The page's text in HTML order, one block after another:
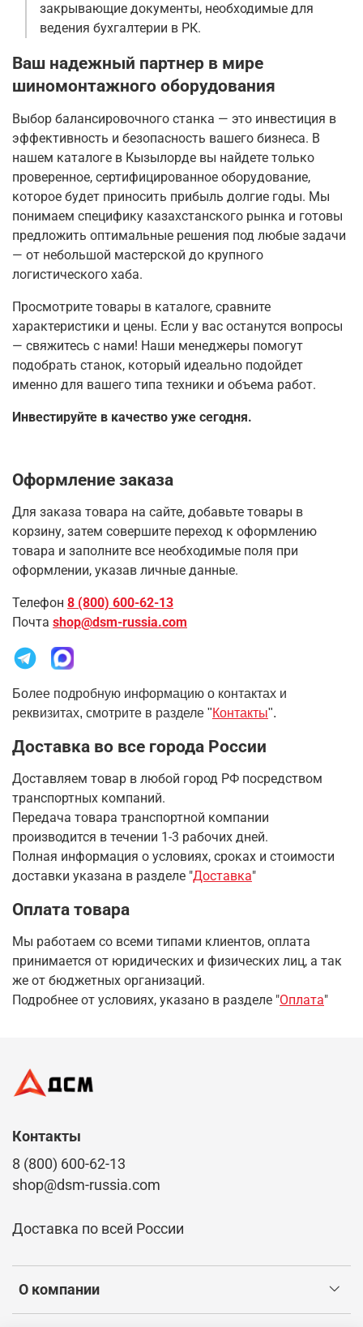
закрывающие документы, необходимые для
ведения бухгалтерии в РК.
Ваш надежный партнер в мире
шиномонтажного оборудования
Выбор балансировочного станка — это инвестиция в
эффективность и безопасность вашего бизнеса. В
нашем каталоге в Кызылорде вы найдете только
проверенное, сертифицированное оборудование,
которое будет приносить прибыль долгие годы. Мы
понимаем специфику казахстанского рынка и готовы
предложить оптимальные решения под любые задачи
— от небольшой мастерской до крупного
логистического хаба.
Просмотрите товары в каталоге, сравните
характеристики и цены. Если у вас останутся вопросы
— свяжитесь с нами! Наши менеджеры помогут
подобрать станок, который идеально подойдет
именно для вашего типа техники и объема работ.
Инвестируйте в качество уже сегодня.
Оформление заказа
Для заказа товара на сайте, добавьте товары в
корзину, затем совершите переход к оформлению
товара и заполните все необходимые поля при
оформлении, указав личные данные.
Телефон 8 (800) 600-62-13
Почта shop@dsm-russia.com
Более подробную информацию о контактах и
реквизитах, смотрите в разделе "Контакты".
Доставка во все города России
Доставляем товар в любой город РФ посредством
транспортных компаний.
Передача товара транспортной компании
производится в течении 1-3 рабочих дней.
Полная информация о условиях, сроках и стоимости
доставки указана в разделе "Доставка"
Оплата товара
Мы работаем со всеми типами клиентов, оплата
принимается от юридических и физических лиц, а так
же от бюджетных организаций.
Подробнее от условиях, указано в разделе "Оплата"
О компании
Контакты
8 (800) 600-62-13
shop@dsm-russia.com
Доставка по всей России